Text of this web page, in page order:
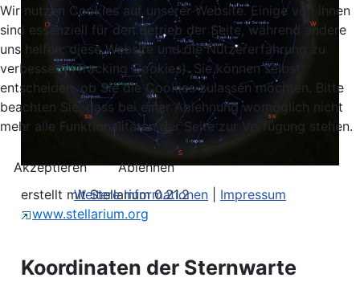
erstellt mit Stellarium 0.21.2
www.stellarium.org
Koordinaten der Sternwarte
Wir nutzen Cookies auf unserer Website. Einige von ihnen
sind essenziell für den Betrieb der Seite, während andere
uns helfen, diese Website und die Nutzererfahrung zu
verbessern (Tracking Cookies). Sie können selbst
entscheiden, ob Sie die Cookies zulassen möchten. Bitte
beachten Sie, dass bei einer Ablehnung womöglich nicht
mehr alle Funktionalitäten der Seite zur Verfügung stehen.
Akzeptieren
Ablehnen
Weitere Informationen
Impressum